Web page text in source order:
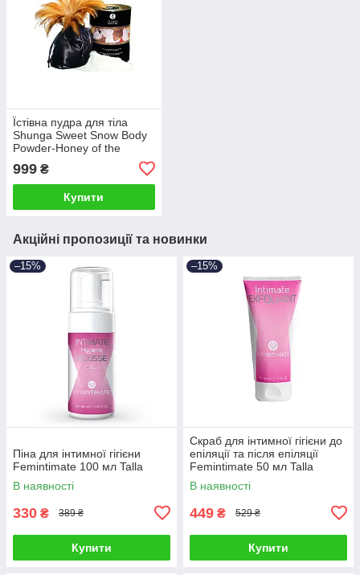
Їстівна пудра для тіла
Shunga Sweet Snow Body
Powder-Honey of the
солодкий Мед для
сексуальних ігор (Шунга
999 ₴
Купити
Акційні пропозиції та новинки
–15%
Піна для інтимної гігієни
Femintimate 100 мл Talla
В наявності
330 ₴ 389 ₴
Купити
–15%
Скраб для інтимної гігієни до
епіляції та після епіляції
Femintimate 50 мл Talla
В наявності
449 ₴ 529 ₴
Купити